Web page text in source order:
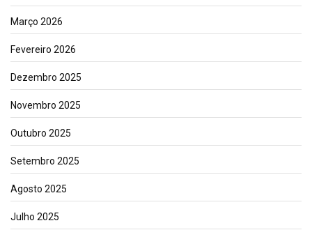
Março 2026
Fevereiro 2026
Dezembro 2025
Novembro 2025
Outubro 2025
Setembro 2025
Agosto 2025
Julho 2025